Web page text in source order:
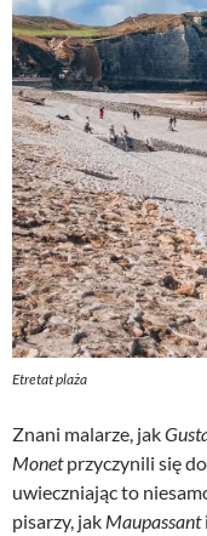
Etretat plaża
Znani malarze, jak
Monetprzyczynili się
uwieczniając to
pisarzy, jak Maupassanti